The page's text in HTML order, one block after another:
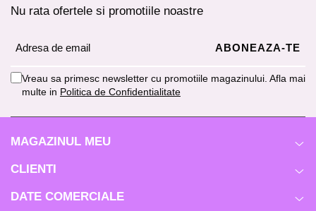
Nu rata ofertele si promotiile noastre
Vreau sa primesc newsletter cu promotiile magazinului. Afla mai
multe in Politica de Confidentialitate
MAGAZINUL MEU
CLIENTI
DATE COMERCIALE